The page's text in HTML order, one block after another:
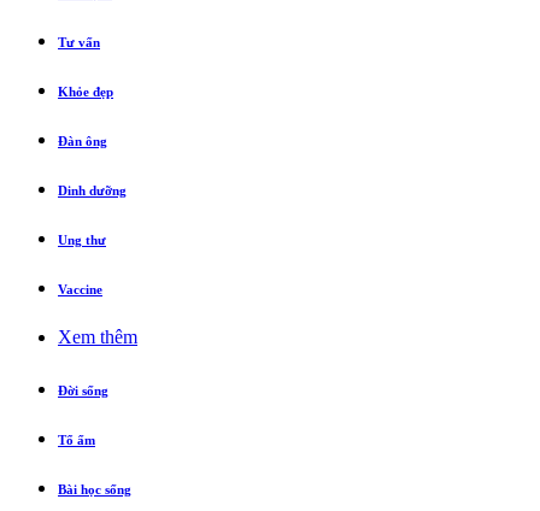
Tư vấn
Khỏe đẹp
Đàn ông
Dinh dưỡng
Ung thư
Vaccine
Xem thêm
Đời sống
Tổ ấm
Bài học sống